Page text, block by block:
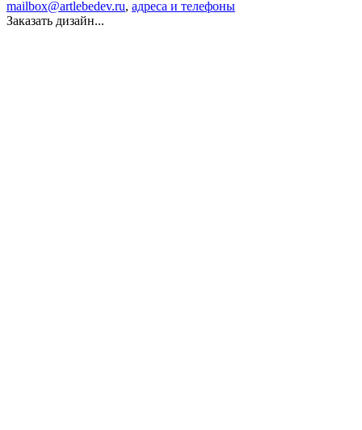
mailbox@artlebedev.ru, адреса и телефоны
Заказать дизайн...